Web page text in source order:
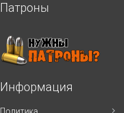
Патроны
Информация